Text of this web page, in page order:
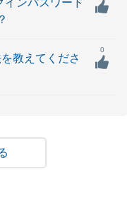
インパスワード
教えてくださ
0